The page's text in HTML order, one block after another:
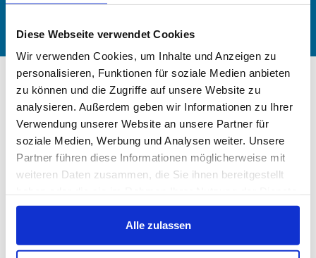
Diese Webseite verwendet Cookies
Wir verwenden Cookies, um Inhalte und Anzeigen zu
personalisieren, Funktionen für soziale Medien anbieten
zu können und die Zugriffe auf unsere Website zu
analysieren. Außerdem geben wir Informationen zu Ihrer
Verwendung unserer Website an unsere Partner für
soziale Medien, Werbung und Analysen weiter. Unsere
Partner führen diese Informationen möglicherweise mit
weiteren Daten zusammen, die Sie ihnen bereitgestellt
gesammelt haben.
Alle zulassen
Copyright @ Druck + Verlag Wagner 2023